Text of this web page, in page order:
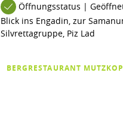
Öffnungsstatus |
Blick ins Engadin, zur
Silvrettagruppe, Piz Lad
BERGRESTAURANT